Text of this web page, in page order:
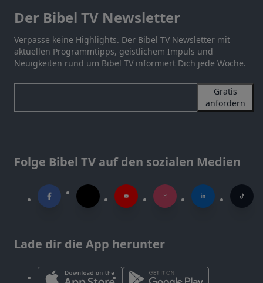
Der Bibel TV Newsletter
Verpasse keine Highlights. Der Bibel TV Newsletter mit
aktuellen Programmtipps, geistlichem Impuls und
Neuigkeiten rund um Bibel TV informiert Dich jede Woche.
Gratis
anfordern
Folge Bibel TV auf den sozialen Medien
Lade dir die App herunter